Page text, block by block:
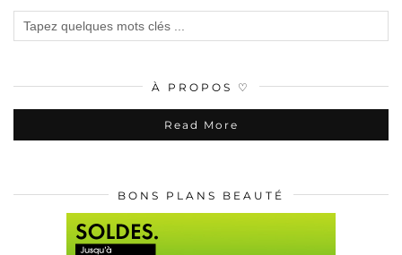
À PROPOS ♡
Read More
BONS PLANS BEAUTÉ